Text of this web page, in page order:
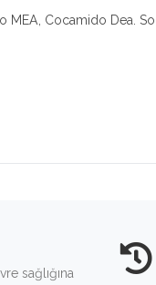
Cocamido Dea.
sağlığına